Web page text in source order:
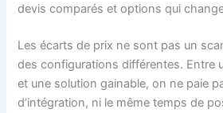
devis comparés et options qui
Les écarts de prix ne sont pas un
des configurations différentes. Entre
et une solution gainable, on ne paie
d’intégration, ni le même temps de